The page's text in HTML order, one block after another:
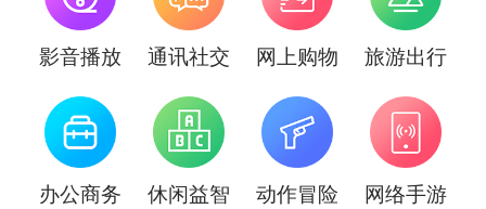
影音播放 通讯社交 网上购物 旅游出行
办公商务 休闲益智 动作冒险 网络手游